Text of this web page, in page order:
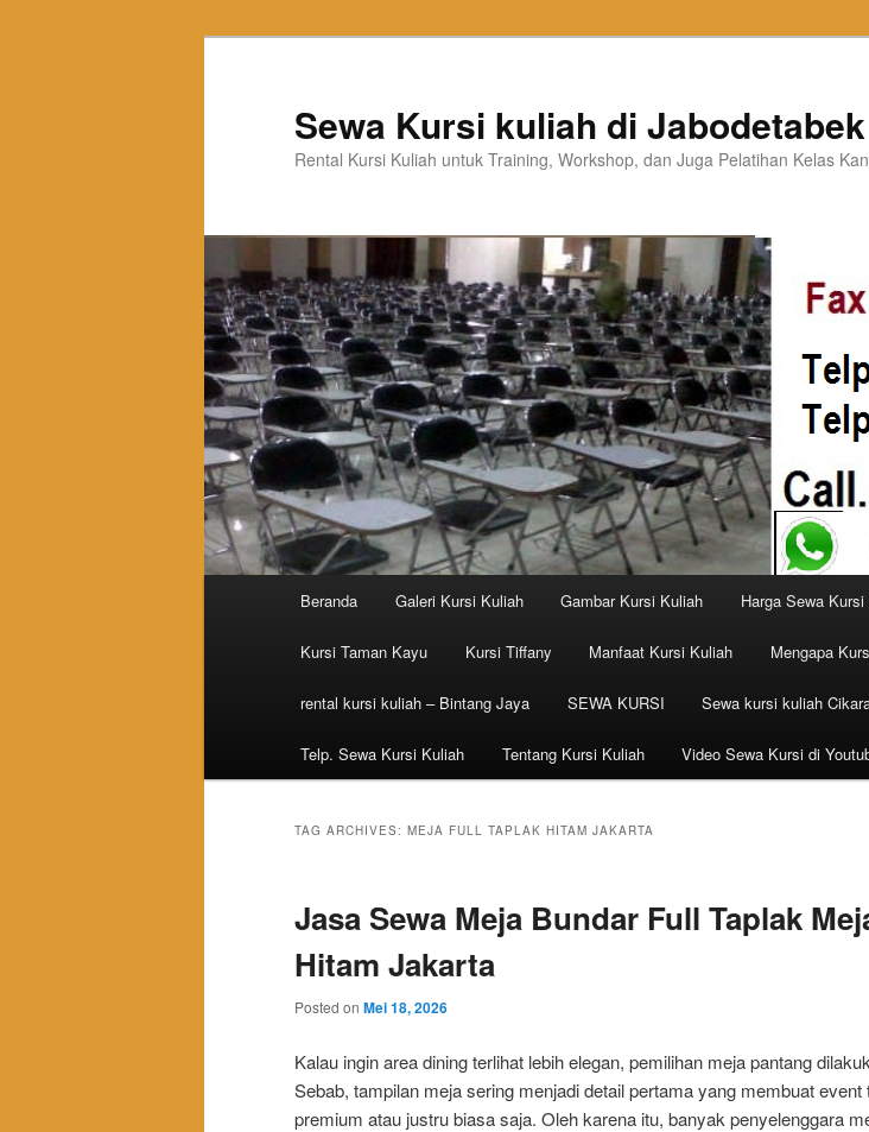
Sewa Kursi kuliah di Jabodetabek
Rental Kursi Kuliah untuk Training, Workshop, dan Juga Pelatihan Kelas
Skip to primary content
Skip to secondary content
Beranda Galeri Kursi Kuliah Gambar Kursi Kuliah Harga Sewa
Kursi Taman Kayu Kursi Tiffany Manfaat Kursi Kuliah Mengapa
rental kursi kuliah – Bintang Jaya SEWA KURSI Sewa kursi kuliah
Telp. Sewa Kursi Kuliah Tentang Kursi Kuliah Video Sewa Kursi di
TAG ARCHIVES: MEJA FULL TAPLAK HITAM JAKARTA
Jasa Sewa Meja Bundar Full Taplak
Hitam Jakarta
Posted on Mei 18, 2026
Kalau ingin area dining terlihat lebih elegan, pemilihan meja pantang
Sebab, tampilan meja sering menjadi detail pertama yang membuat event
premium atau justru biasa saja. Oleh karena itu, banyak penyelenggara